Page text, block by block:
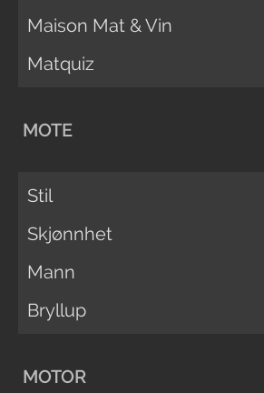
Maison Mat & Vin
Matquiz
MOTE
Stil
Skjønnhet
Mann
Bryllup
MOTOR